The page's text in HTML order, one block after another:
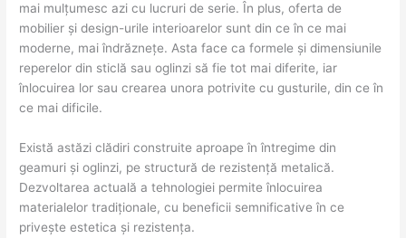
mai mulțumesc azi cu lucruri de serie. În plus, oferta de
mobilier și design-urile interioarelor sunt din ce în ce mai
moderne, mai îndrăznețe. Asta face ca formele și dimensiunile
reperelor din sticlă sau oglinzi să fie tot mai diferite, iar
înlocuirea lor sau crearea unora potrivite cu gusturile, din ce în
ce mai dificile.
Există astăzi clădiri construite aproape în întregime din
geamuri și oglinzi, pe structură de rezistență metalică.
Dezvoltarea actuală a tehnologiei permite înlocuirea
materialelor tradiționale, cu beneficii semnificative în ce
privește estetica și rezistența.